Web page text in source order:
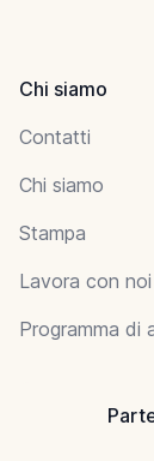
Chi siamo
Contatti
Chi siamo
Stampa
Lavora con noi
Programma di